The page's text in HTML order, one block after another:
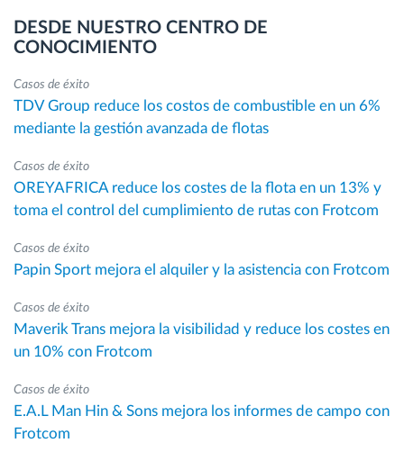
DESDE NUESTRO CENTRO DE
CONOCIMIENTO
Casos de éxito
TDV Group reduce los costos de combustible en un 6%
mediante la gestión avanzada de flotas
Casos de éxito
OREYAFRICA reduce los costes de la flota en un 13% y
toma el control del cumplimiento de rutas con Frotcom
Casos de éxito
Papin Sport mejora el alquiler y la asistencia con Frotcom
Casos de éxito
Maverik Trans mejora la visibilidad y reduce los costes en
un 10% con Frotcom
Casos de éxito
E.A.L Man Hin & Sons mejora los informes de campo con
Frotcom